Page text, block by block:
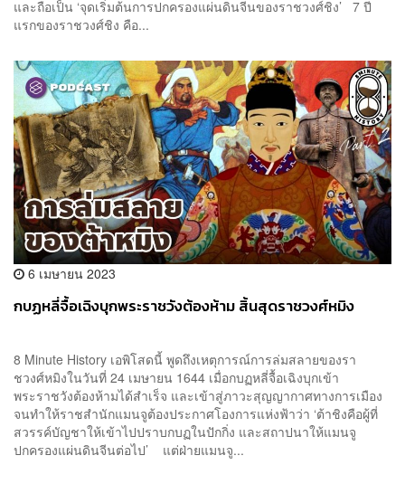
และถือเป็น ‘จุดเริ่มต้นการปกครองแผ่นดินจีนของราชวงศ์ชิง’ 7 ปี
แรกของราชวงศ์ชิง คือ...
6 เมษายน 2023
กบฏหลี่จื้อเฉิงบุกพระราชวังต้องห้าม สิ้นสุดราชวงศ์หมิง
8 Minute History เอพิโสดนี้ พูดถึงเหตุการณ์การล่มสลายของรา
ชวงศ์หมิงในวันที่ 24 เมษายน 1644 เมื่อกบฏหลี่จื้อเฉิงบุกเข้า
พระราชวังต้องห้ามได้สำเร็จ และเข้าสู่ภาวะสุญญากาศทางการเมือง
จนทำให้ราชสำนักแมนจูต้องประกาศโองการแห่งฟ้าว่า ‘ต้าชิงคือผู้ที่
สวรรค์บัญชาให้เข้าไปปราบกบฏในปักกิ่ง และสถาปนาให้แมนจู
ปกครองแผ่นดินจีนต่อไป’ แต่ฝ่ายแมนจู...